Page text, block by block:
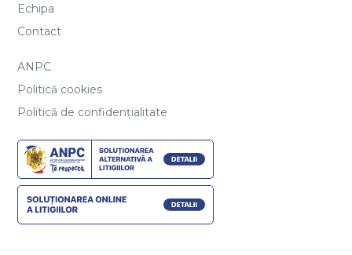
Echipa
Contact
ANPC
Politică cookies
Politică de confidențialitate